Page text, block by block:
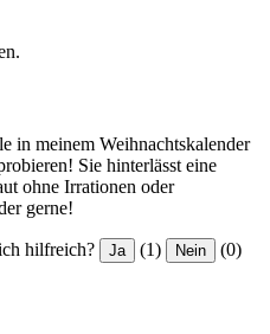
in meinem Weihnachtskalender
Sie hinterlässt eine
ohne Irrationen oder
gerne!
hilfreich? Ja (1) Nein (0)